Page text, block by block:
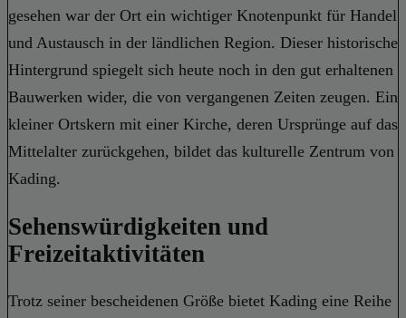
gesehen war der Ort ein wichtiger Knotenpunkt für Handel
und Austausch in der ländlichen Region. Dieser historische
Hintergrund spiegelt sich heute noch in den gut erhaltenen
Bauwerken wider, die von vergangenen Zeiten zeugen. Ein
kleiner Ortskern mit einer Kirche, deren Ursprünge auf das
Mittelalter zurückgehen, bildet das kulturelle Zentrum von
Kading.
Sehenswürdigkeiten und
Freizeitaktivitäten
Trotz seiner bescheidenen Größe bietet Kading eine Reihe